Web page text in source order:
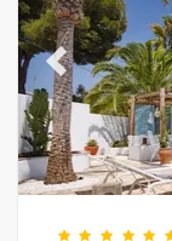
Previous